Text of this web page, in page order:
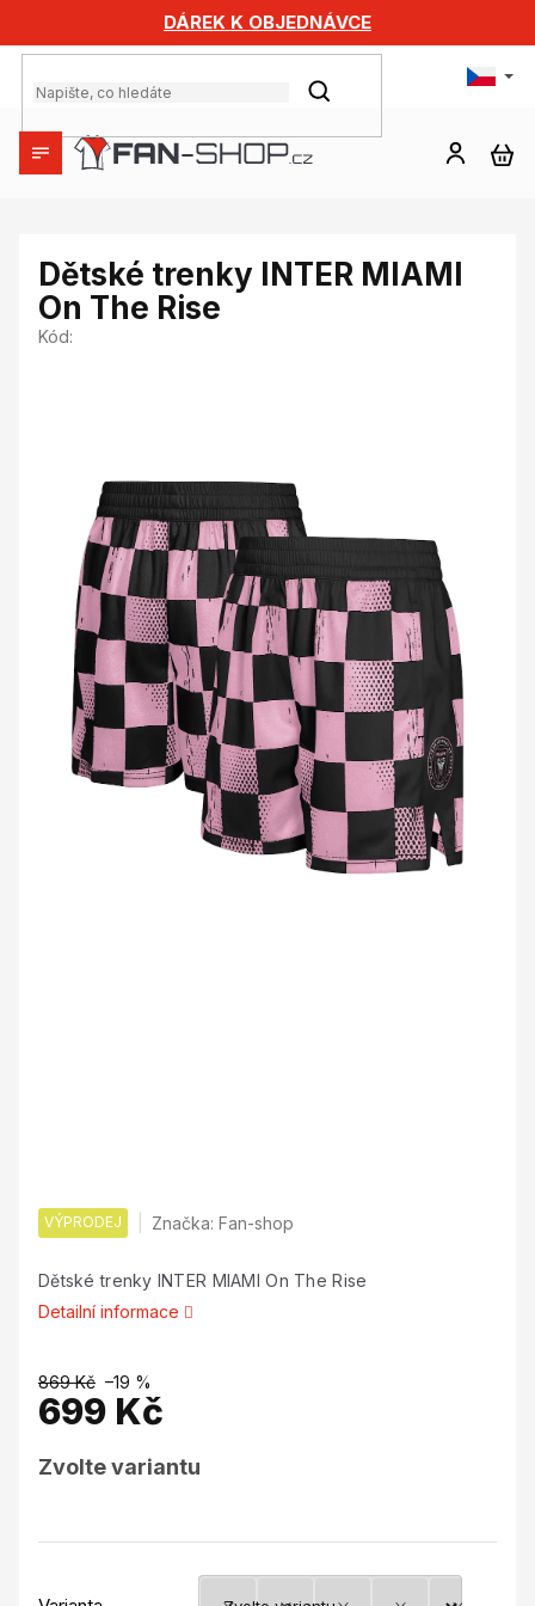
obsah
DÁREK K OBJEDNÁVCE
HLEDAT
Dětské trenky INTER MIAMI
On The Rise
Kód:
VÝPRODEJ Značka:Fan-shop
Dětské trenky INTER MIAMI On The Rise
Detailní informace
869 Kč –19 %
699 Kč
cena:
Zvolte variantu